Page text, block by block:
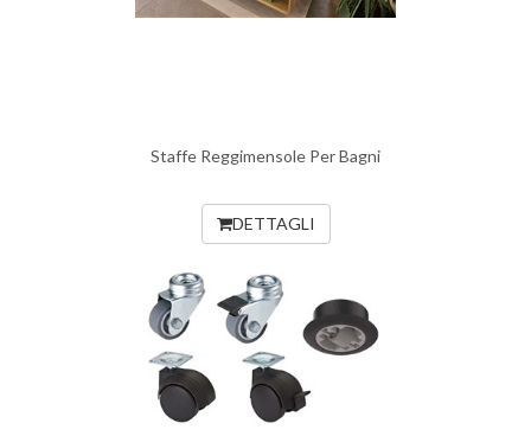
Staffe Reggimensole Per Bagni
DETTAGLI